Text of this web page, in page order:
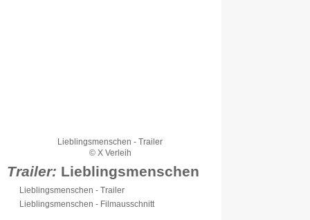
Lieblingsmenschen - Trailer
© X Verleih
Trailer: Lieblingsmenschen
Lieblingsmenschen - Trailer
Lieblingsmenschen - Filmausschnitt